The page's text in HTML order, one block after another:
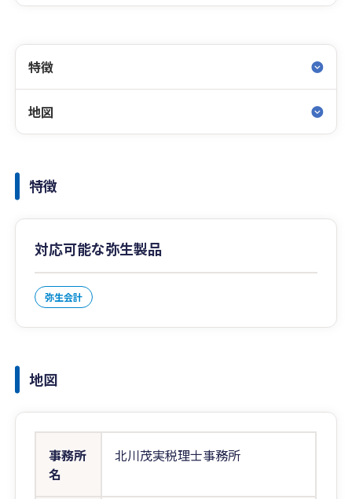
特徴
地図
特徴
対応可能な弥生製品
弥生会計
地図
事務所
名
北川茂実税理士事務所